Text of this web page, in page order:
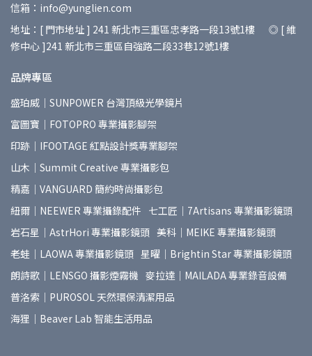
信箱：info@yunglien.com
地址：[ 門市地址 ] 241 新北市三重區忠孝路一段13號1樓 ◎ [ 維
修中心 ]241 新北市三重區自強路二段33巷12號1樓
品牌專區
盛珀威｜SUNPOWER 台灣頂級光學鏡片
富圖寶｜FOTOPRO 專業攝影腳架
印跡｜IFOOTAGE 紅點設計獎專業腳架
山木｜Summit Creative 專業攝影包
精嘉｜VANGUARD 簡約時尚攝影包
紐爾｜NEEWER 專業攝錄配件 七工匠｜7Artisans 專業攝影鏡頭
岩石星｜AstrHori 專業攝影鏡頭 美科｜MEIKE 專業攝影鏡頭
老蛙｜LAOWA 專業攝影鏡頭 星曜｜Brightin Star 專業攝影鏡頭
朗詩歌｜LENSGO 攝影煙霧機 麥拉達｜MAILADA 專業錄音設備
普洛索｜PUROSOL 天然環保清潔用品
海狸｜Beaver Lab 智能生活用品